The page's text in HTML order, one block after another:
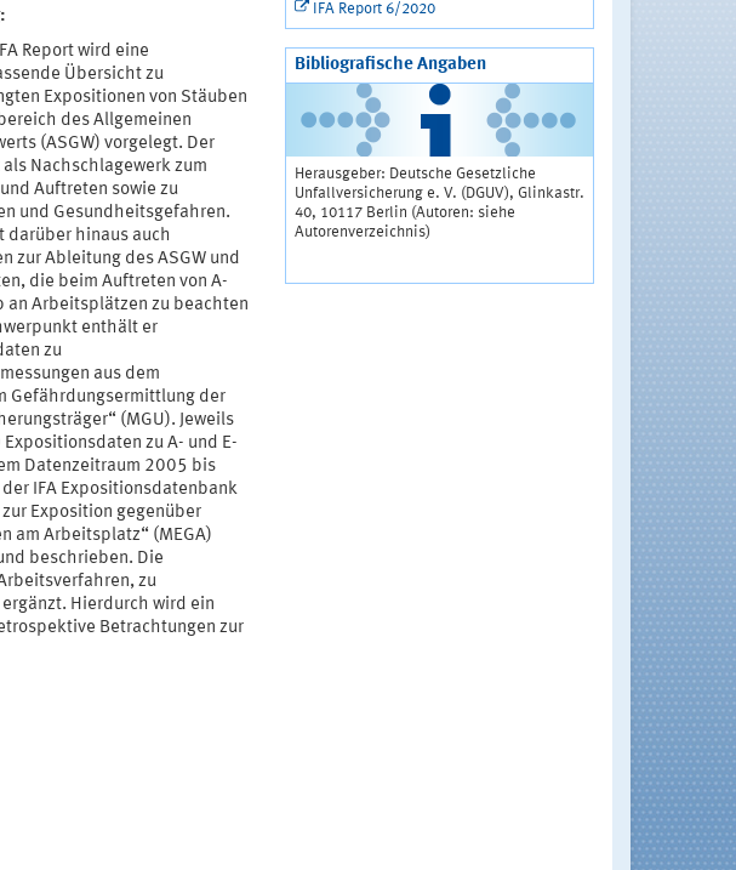
Report wird eine
Übersicht zu
Expositionen von Stäuben
des Allgemeinen
(ASGW) vorgelegt. Der
Nachschlagewerk zum
Auftreten sowie zu
und Gesundheitsgefahren.
darüber hinaus auch
zur Ableitung des ASGW und
die beim Auftreten von A-
an Arbeitsplätzen zu beachten
enthält er
zu
aus dem
Gefährdungsermittlung der
(MGU). Jeweils
zu A- und E-
Datenzeitraum 2005 bis
IFA Expositionsdatenbank
Exposition gegenüber
am Arbeitsplatz“ (MEGA)
beschrieben. Die
zu
Hierdurch wird ein
Betrachtungen zur
IFA Report 6/2020
Bibliografische Angaben
Herausgeber: Deutsche Gesetzliche
Unfallversicherung e. V. (DGUV), Glinkastr.
40, 10117 Berlin (Autoren: siehe
Autorenverzeichnis)